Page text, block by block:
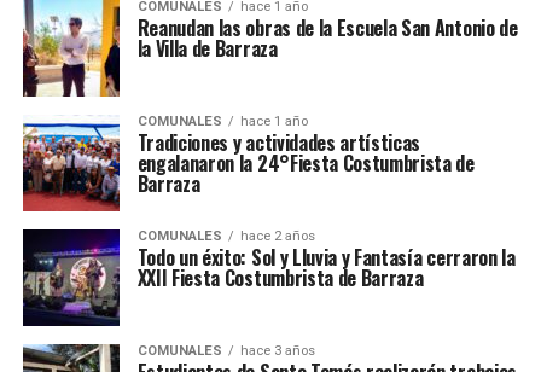
COMUNALES hace 1 año
Reanudan las obras de la Escuela San Antonio de
la Villa de Barraza
COMUNALES hace 1 año
Tradiciones y actividades artísticas
engalanaron la 24°Fiesta Costumbrista de
Barraza
COMUNALES hace 2 años
Todo un éxito: Sol y Lluvia y Fantasía cerraron la
XXII Fiesta Costumbrista de Barraza
COMUNALES hace 3 años